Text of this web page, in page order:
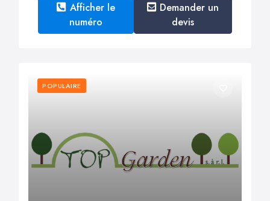
Afficher le
numéro
Demander un
devis
POPULAIRE